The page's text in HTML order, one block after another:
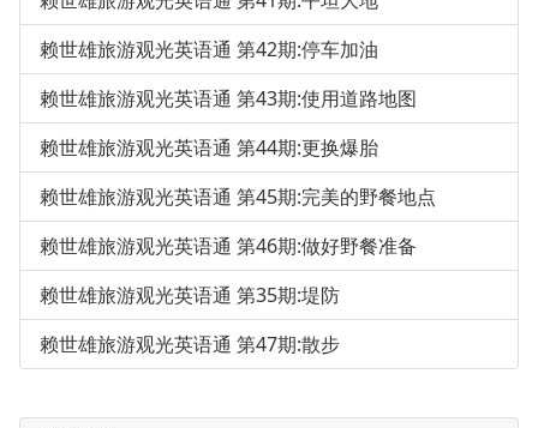
赖世雄旅游观光英语通 第42期:停车加油
赖世雄旅游观光英语通 第43期:使用道路地图
赖世雄旅游观光英语通 第44期:更换爆胎
赖世雄旅游观光英语通 第45期:完美的野餐地点
赖世雄旅游观光英语通 第46期:做好野餐准备
赖世雄旅游观光英语通 第35期:堤防
赖世雄旅游观光英语通 第47期:散步